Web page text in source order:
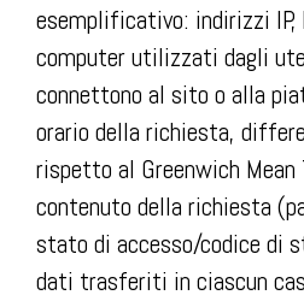
esemplificativo: indirizzi IP,
computer utilizzati dagli
connettono al sito o alla
orario della richiesta,
rispetto al Greenwich Mean
contenuto della richiesta
stato di accesso/codice di
dati trasferiti in ciascun